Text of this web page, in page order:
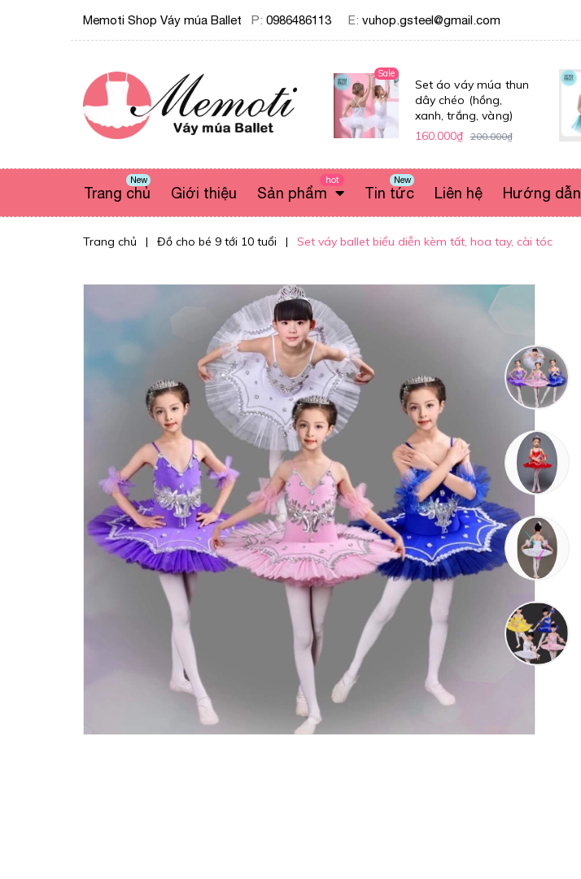
Memoti Shop Váy múa Ballet P: 0986486113 E: vuhop.gsteel@gmail.com
Sale
Set áo váy múa thun
dây chéo (hồng,
xanh, trắng, vàng)
160.000₫ 200.000₫
Trang chủ
New
Giới thiệu Sản phẩm
hot
Tin tức
New
Liên hệ Hướng dẫn
Trang chủ | Đồ cho bé 9 tới 10 tuổi | Set váy ballet biểu diễn kèm tất, hoa tay, cài tóc